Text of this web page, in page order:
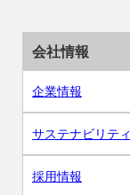
会社情報
企業情報
サステナビリティ
採用情報